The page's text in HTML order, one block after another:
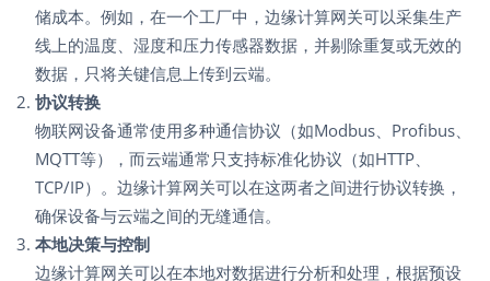
储成本。例如，在一个工厂中，边缘计算网关可以采集生产
线上的温度、湿度和压力传感器数据，并剔除重复或无效的
数据，只将关键信息上传到云端。
协议转换
物联网设备通常使用多种通信协议（如Modbus、Profibus、
MQTT等），而云端通常只支持标准化协议（如HTTP、
TCP/IP）。边缘计算网关可以在这两者之间进行协议转换，
确保设备与云端之间的无缝通信。
本地决策与控制
边缘计算网关可以在本地对数据进行分析和处理，根据预设